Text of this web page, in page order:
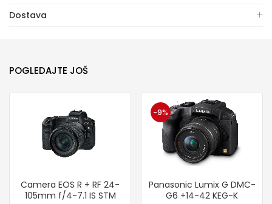
Dostava
POGLEDAJTE JOŠ
Camera EOS R + RF 24-
105mm f/4-7.1 IS STM
-9%
Panasonic Lumix G DMC-
G6 +14-42 KEG-K